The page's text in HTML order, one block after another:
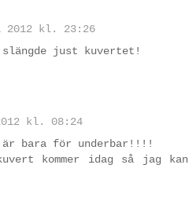
2012 kl. 23:26
just kuvertet!
kl. 08:24
är bara för underbar!!!!
kommer idag så jag kan